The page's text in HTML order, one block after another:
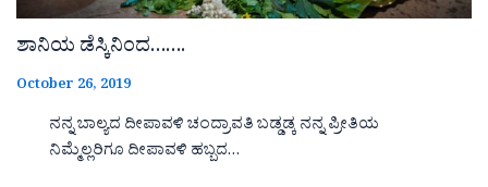
ಶಾನಿಯ ಡೆಸ್ಕಿನಿಂದ…….
October 26, 2019
ನನ್ನ ಬಾಲ್ಯದ ದೀಪಾವಳಿ ಚಂದ್ರಾವತಿ ಬಡ್ಡಡ್ಕ ನನ್ನ ಪ್ರೀತಿಯ
ನಿಮ್ಮೆಲ್ಲರಿಗೂ ದೀಪಾವಳಿ ಹಬ್ಬದ…